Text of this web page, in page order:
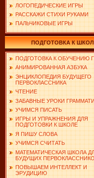
ЛОГОПЕДИЧЕСКИЕ ИГРЫ
РАССКАЖИ СТИХИ РУКАМИ
ПАЛЬЧИКОВЫЕ ИГРЫ
ПОДГОТОВКА К
ПОДГОТОВКА К ОБУЧЕНИЮ
АНИМИРОВАННАЯ АЗБУКА
ЭНЦИКЛОПЕДИЯ БУДУЩЕГО
ПЕРВОКЛАССНИКА
ЧТЕНИЕ
ЗАБАВНЫЕ УРОКИ
УЧИМСЯ ПИСАТЬ
ИГРЫ И УПРАЖНЕНИЯ ДЛЯ
ПОДГОТОВКИ К ШКОЛЕ
Я ПИШУ СЛОВА
УЧИМСЯ СЧИТАТЬ
МАТЕМАТИЧЕСКАЯ ШКОЛА
БУДУЩИХ
ПОВЫШАЕМ ИНТЕЛЛЕКТ И
ЭРУДИЦИЮ